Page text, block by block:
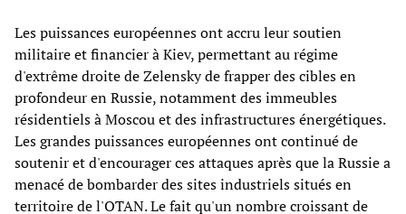
Les puissances européennes ont accru leur soutien
militaire et financier à Kiev, permettant au régime
d'extrême droite de Zelensky de frapper des cibles en
profondeur en Russie, notamment des immeubles
résidentiels à Moscou et des infrastructures énergétiques.
Les grandes puissances européennes ont continué de
soutenir et d'encourager ces attaques après que la Russie a
menacé de bombarder des sites industriels situés en
territoire de l'OTAN. Le fait qu'un nombre croissant de